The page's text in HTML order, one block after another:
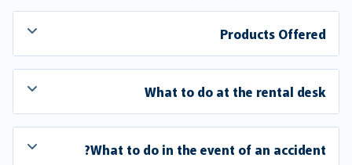
Products Offered
What to do at the rental desk
What to do in the event of an accident?